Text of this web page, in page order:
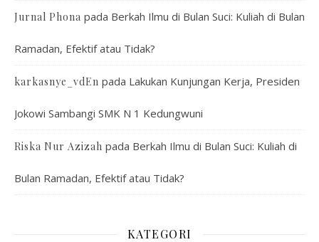
Jurnal Phona pada Berkah Ilmu di Bulan Suci: Kuliah di Bulan
Ramadan, Efektif atau Tidak?
karkasnye_vdEn pada Lakukan Kunjungan Kerja, Presiden
Jokowi Sambangi SMK N 1 Kedungwuni
Riska Nur Azizah pada Berkah Ilmu di Bulan Suci: Kuliah di
Bulan Ramadan, Efektif atau Tidak?
KATEGORI